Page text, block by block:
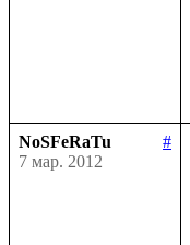
NoSFeRaTu
#
7 мар. 2012